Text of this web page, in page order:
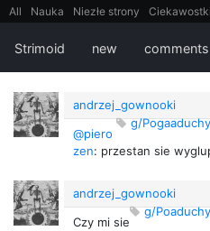
All Nauka Niezłe strony Ciekawostki
Bezpieczeństwo
Książki Sugestie
gify
Cytaty Mapy Film Android itt
Strimoid new comments
andrzej_gownooki
g/Pogaaduchy
@piero
zen: przestan sie
andrzej_gownooki
g/Poaduchy
Czy mi sie